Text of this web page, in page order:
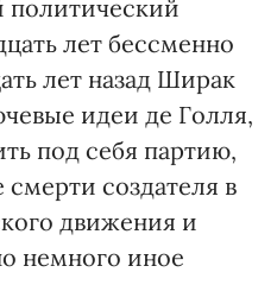
политический
лет бессменно
лет назад Ширак
идеи де Голля,
под себя партию,
создателя в
движения и
немного иное